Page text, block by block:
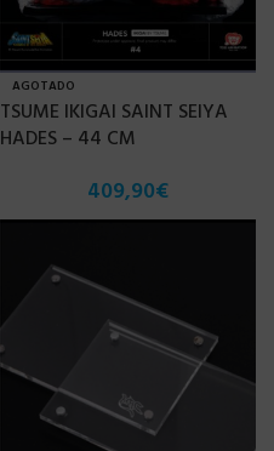
AGOTADO
TSUME IKIGAI SAINT SEIYA
HADES – 44 CM
409,90€